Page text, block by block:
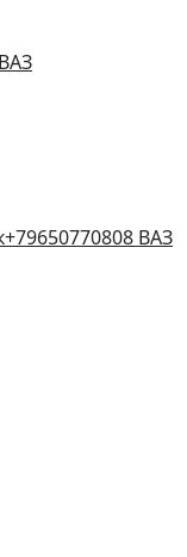
+79650770808 ВАЗ